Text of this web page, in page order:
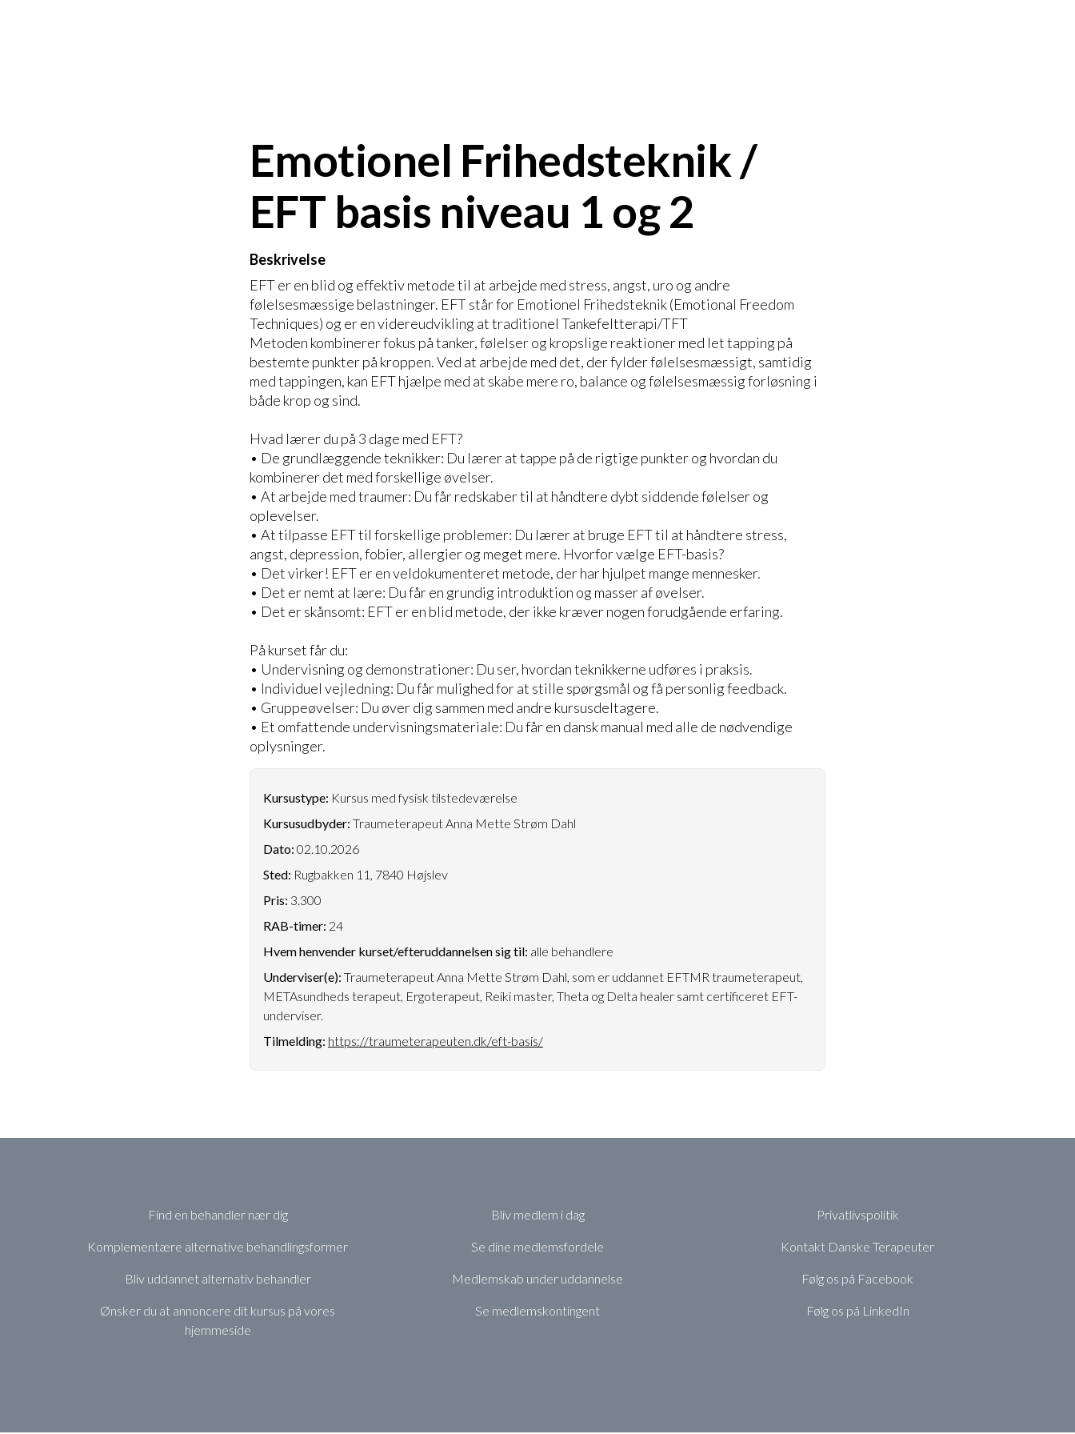
Emotionel Frihedsteknik /
EFT basis niveau 1 og 2
Beskrivelse
EFT er en blid og effektiv metode til at arbejde med stress, angst, uro og andre
følelsesmæssige belastninger. EFT står for Emotionel Frihedsteknik (Emotional Freedom
Techniques) og er en videreudvikling at traditionel Tankefeltterapi/TFT
Metoden kombinerer fokus på tanker, følelser og kropslige reaktioner med let tapping på
bestemte punkter på kroppen. Ved at arbejde med det, der fylder følelsesmæssigt, samtidig
med tappingen, kan EFT hjælpe med at skabe mere ro, balance og følelsesmæssig forløsning i
både krop og sind.
Hvad lærer du på 3 dage med EFT?
• De grundlæggende teknikker: Du lærer at tappe på de rigtige punkter og hvordan du
kombinerer det med forskellige øvelser.
• At arbejde med traumer: Du får redskaber til at håndtere dybt siddende følelser og
oplevelser.
• At tilpasse EFT til forskellige problemer: Du lærer at bruge EFT til at håndtere stress,
angst, depression, fobier, allergier og meget mere. Hvorfor vælge EFT-basis?
• Det virker! EFT er en veldokumenteret metode, der har hjulpet mange mennesker.
• Det er nemt at lære: Du får en grundig introduktion og masser af øvelser.
• Det er skånsomt: EFT er en blid metode, der ikke kræver nogen forudgående erfaring.
På kurset får du:
• Undervisning og demonstrationer: Du ser, hvordan teknikkerne udføres i praksis.
• Individuel vejledning: Du får mulighed for at stille spørgsmål og få personlig feedback.
• Gruppeøvelser: Du øver dig sammen med andre kursusdeltagere.
• Et omfattende undervisningsmateriale: Du får en dansk manual med alle de nødvendige
oplysninger.
Kursustype: Kursus med fysisk tilstedeværelse
Kursusudbyder: Traumeterapeut Anna Mette Strøm Dahl
Dato: 02.10.2026
Sted: Rugbakken 11, 7840 Højslev
Pris: 3.300
RAB-timer: 24
Hvem henvender kurset/efteruddannelsen sig til: alle behandlere
Underviser(e): Traumeterapeut Anna Mette Strøm Dahl, som er uddannet EFTMR traumeterapeut,
METAsundheds terapeut, Ergoterapeut, Reiki master, Theta og Delta healer samt certificeret EFT-
underviser.
Tilmelding: https://traumeterapeuten.dk/eft-basis/
Find en behandler nær dig
Komplementære alternative behandlingsformer
Bliv uddannet alternativ behandler
Ønsker du at annoncere dit kursus på vores
hjemmeside
Bliv medlem i dag
Se dine medlemsfordele
Medlemskab under uddannelse
Se medlemskontingent
Privatlivspolitik
Kontakt Danske Terapeuter
Følg os på Facebook
Følg os på LinkedIn